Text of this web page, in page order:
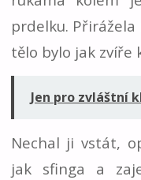
prdelku.
tělo bylo jak zvíře
Jen pro zvláštní
Nechal ji vstát,
jak sfinga a